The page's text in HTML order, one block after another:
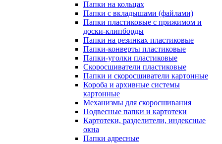
Папки на кольцах
Папки с вкладышами (файлами)
Папки пластиковые с прижимом и
доски-клипборды
Папки на резинках пластиковые
Папки-конверты пластиковые
Папки-уголки пластиковые
Скоросшиватели пластиковые
Папки и скоросшиватели картонные
Короба и архивные системы
картонные
Механизмы для скоросшивания
Подвесные папки и картотеки
Картотеки, разделители, индексные
окна
Папки адресные